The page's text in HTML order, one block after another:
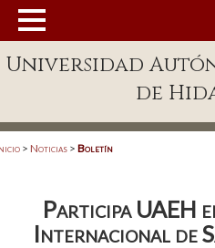
Enlaces
Patronato
Universidad
de
> Noticias > Boletín
Participa UAEH
Internacional de